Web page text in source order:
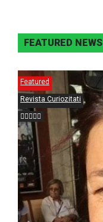
FEATURED NEWS
Featured
Revista Curiozitati